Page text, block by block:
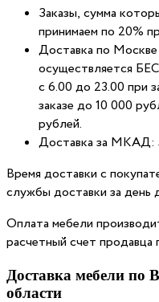
Заказы, сумма
принимаем по 20%
Доставка по
осуществляется
с 6.00 до 23.00 при
заказе до 10 000
рублей.
Доставка за МКАД:
Время доставки с
службы доставки за день
Оплата мебели
расчетный счет продавца
Доставка мебели по
области